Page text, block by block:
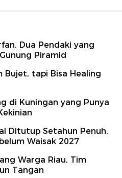
Dua Pendaki yang
Piramid
Bujet, tapi Bisa Healing
di Kuningan yang Punya
Ditutup Setahun Penuh,
Waisak 2027
Warga Riau, Tim
Tangan